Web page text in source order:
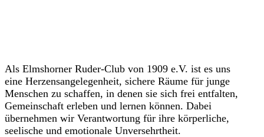
Als Elmshorner Ruder-Club von 1909 e.V. ist es uns
eine Herzensangelegenheit, sichere Räume für junge
Menschen zu schaffen, in denen sie sich frei entfalten,
Gemeinschaft erleben und lernen können. Dabei
übernehmen wir Verantwortung für ihre körperliche,
seelische und emotionale Unversehrtheit.